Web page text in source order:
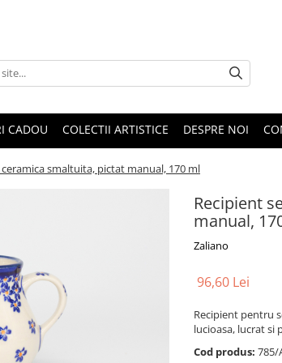
CADOU COLECTII ARTISTICE DESPRE NOI
smaltuita, pictat manual, 170 ml
Recipient
manual,
Zaliano
96,60 Lei
Recipient pentru
lucioasa, lucrat si
Cod produs: 785/